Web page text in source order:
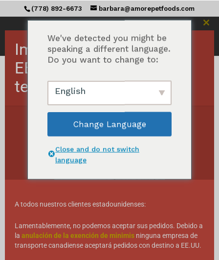
(778) 892-6673 barbara@amorepetfoods.com
Inicio
/ Productos etiquetados con "real
pollo de verdad
Mostrando todos los resultados 8Ordenados
por
We've detected you might be
speaking a different language.
Do you want to change to:
English
Change Language
Close and do not switch
language
Importante Pedidos a
EE.UU. suspendidos
temporalmente.
A todos nuestros clientes estadounidenses:
Lamentablemente, no podemos aceptar sus pedidos. Debido a
la anulación de la exención de minimis ninguna empresa de
transporte canadiense aceptará pedidos con destino a EE.UU.